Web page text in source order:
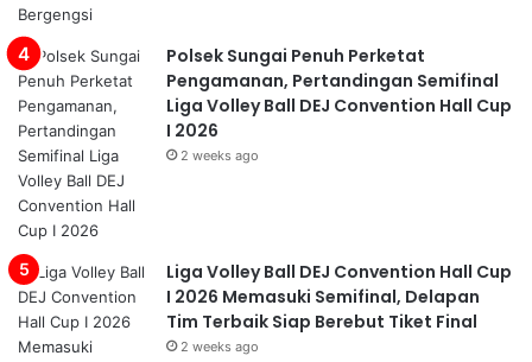
Polsek Sungai Penuh Perketat
Pengamanan, Pertandingan Semifinal
Liga Volley Ball DEJ Convention Hall Cup
I 2026
2 weeks ago
Liga Volley Ball DEJ Convention Hall Cup
I 2026 Memasuki Semifinal, Delapan
Tim Terbaik Siap Berebut Tiket Final
2 weeks ago